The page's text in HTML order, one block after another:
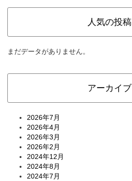
人気の投稿
まだデータがありません。
アーカイブ
2026年7月
2026年4月
2026年3月
2026年2月
2024年12月
2024年8月
2024年7月